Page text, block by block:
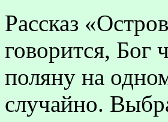
Рассказ
говорится, Бог
поляну на
случайно.